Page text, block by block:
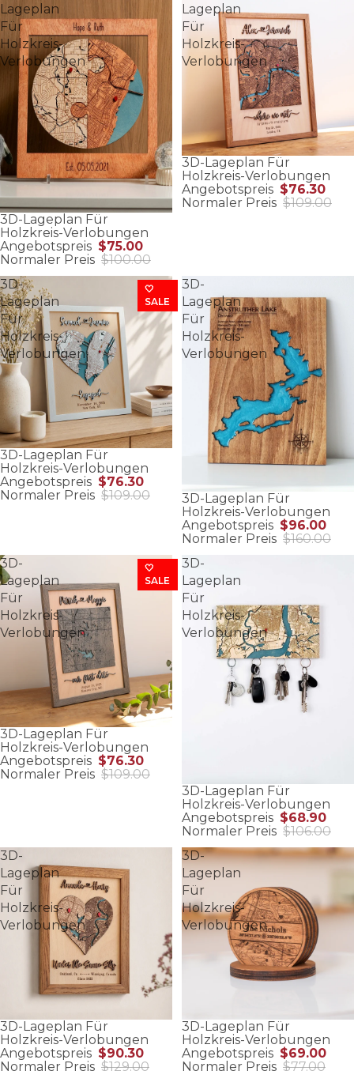
Lageplan
Für
Holzkreis-
Verlobungen
3D-Lageplan Für
Holzkreis-Verlobungen
Angebotspreis $75.00
Normaler Preis $100.00
Lageplan
Für
Holzkreis-
Verlobungen
3D-Lageplan Für
Holzkreis-Verlobungen
Angebotspreis $76.30
Normaler Preis $109.00
3D-
Lageplan
Für
Holzkreis-
Verlobungen
3D-Lageplan Für
Holzkreis-Verlobungen
Angebotspreis $76.30
Normaler Preis $109.00
🤍
SALE
3D-
Lageplan
Für
Holzkreis-
Verlobungen
3D-Lageplan Für
Holzkreis-Verlobungen
Angebotspreis $96.00
Normaler Preis $160.00
3D-
Lageplan
Für
Holzkreis-
Verlobungen
3D-Lageplan Für
Holzkreis-Verlobungen
Angebotspreis $76.30
Normaler Preis $109.00
🤍
SALE
3D-
Lageplan
Für
Holzkreis-
Verlobungen
3D-Lageplan Für
Holzkreis-Verlobungen
Angebotspreis $68.90
Normaler Preis $106.00
3D-
Lageplan
Für
Holzkreis-
Verlobungen
3D-Lageplan Für
Holzkreis-Verlobungen
Angebotspreis $90.30
Normaler Preis $129.00
3D-
Lageplan
Für
Holzkreis-
Verlobungen
3D-Lageplan Für
Holzkreis-Verlobungen
Angebotspreis $69.00
Normaler Preis $77.00